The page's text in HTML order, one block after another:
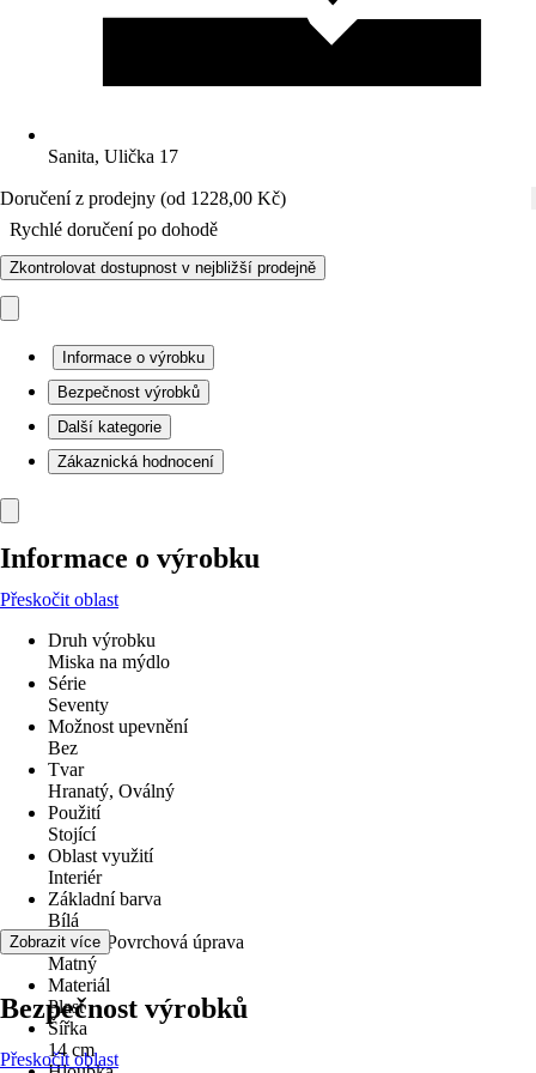
Sanita, Ulička 17
Doručení z prodejny (od 1228,00 Kč)
Rychlé doručení po dohodě
Zkontrolovat dostupnost v nejbližší prodejně
Informace o výrobku
Bezpečnost výrobků
Další kategorie
Zákaznická hodnocení
Informace o výrobku
Přeskočit oblast
Druh výrobku
Miska na mýdlo
Série
Seventy
Možnost upevnění
Bez
Tvar
Hranatý, Oválný
Použití
Stojící
Oblast využití
Interiér
Základní barva
Bílá
Povrch/Povrchová úprava
Matný
Materiál
Plast
Šířka
14 cm
Zobrazit více
Bezpečnost výrobků
Přeskočit oblast